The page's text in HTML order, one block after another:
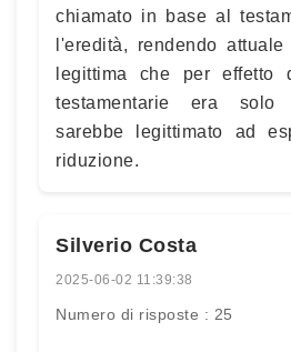
chiamato in base al
l'eredità, rendendo
legittima che per effetto
testamentarie era solo
sarebbe legittimato ad
riduzione.
Silverio Costa
2025-06-02 11:39:38
Numero di risposte : 25